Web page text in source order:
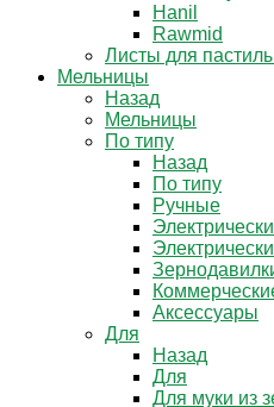
Hanil
Rawmid
Листы для
Мельницы
Назад
Мельницы
По типу
Назад
По типу
Ручные
Аксессуары
Для
Назад
Для
Для муки из